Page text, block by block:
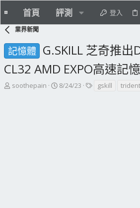
首頁 評測 新訊登入
業界新聞
記憶體 G.SKILL 芝奇推出
CL32 AMD EXPO高速記
主
soothepain
開
8/24/23
標gskill